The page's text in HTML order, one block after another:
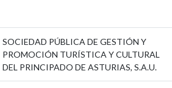
SOCIEDAD PÚBLICA DE GESTIÓN Y
PROMOCIÓN TURÍSTICA Y CULTURAL
DEL PRINCIPADO DE ASTURIAS, S.A.U.